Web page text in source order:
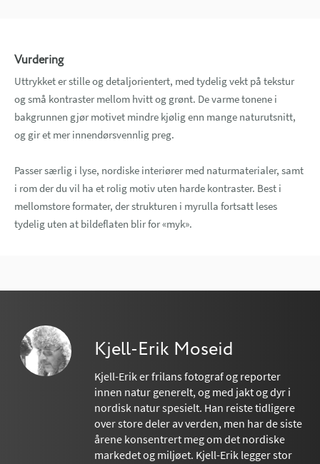
Vurdering
Uttrykket er stille og detaljorientert, med tydelig vekt på tekstur
og små kontraster mellom hvitt og grønt. De varme tonene i
bakgrunnen gjør motivet mindre kjølig enn mange naturutsnitt,
og gir et mer innendørsvennlig preg.
Passer særlig i lyse, nordiske interiører med naturmaterialer, samt
i rom der du vil ha et rolig motiv uten harde kontraster. Best i
mellomstore formater, der strukturen i myrulla fortsatt leses
tydelig uten at bildeflaten blir for «myk».
Kjell-Erik Moseid
Kjell-Erik er frilans fotograf og reporter
innen natur generelt, og med jakt og dyr i
nordisk natur spesielt. Han reiste tidligere
over store deler av verden, men har de siste
årene konsentrert meg om det nordiske
markedet og miljøet. Kjell-Erik legger stor